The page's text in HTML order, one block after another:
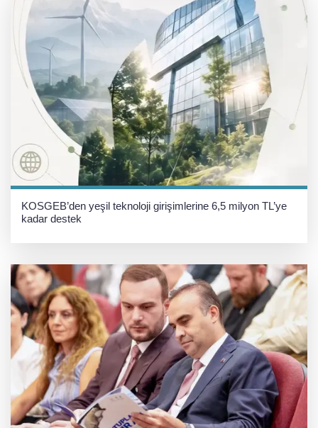
KOSGEB’den yeşil teknoloji girişimlerine 6,5 milyon TL’ye
kadar destek